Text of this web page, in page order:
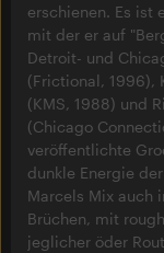
erschienen. Es ist
mit der er auf
Detroit- und
(Frictional, 1996),
(KMS, 1988) und
(Chicago
veröffentlichte
dunkle Energie
Marcels Mix auch
Brüchen, mit
jeglicher öder